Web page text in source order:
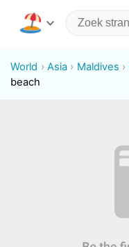
World Asia Maldives
beach